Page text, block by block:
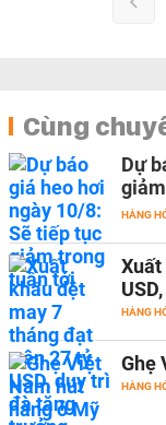
Cùng
Dự
HÀNG
HÀNG
Ghẹ
HÀNG